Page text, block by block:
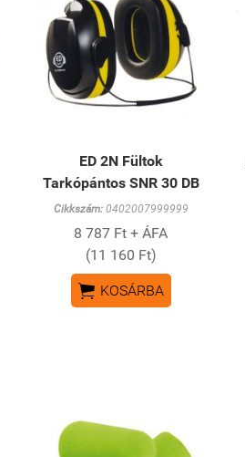
ED 2N Fültok
Tarkópántos SNR 30 DB
Cikkszám:0402007999999
8 787 Ft + ÁFA
(11 160 Ft)
 KOSÁRBA